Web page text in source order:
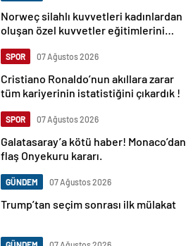
Norweç silahlı kuvvetleri kadınlardan
oluşan özel kuvvetler eğitimlerini
SPOR 07 Ağustos 2026
Cristiano Ronaldo’nun akıllara zarar
tüm kariyerinin istatistiğini çıkardık !
SPOR 07 Ağustos 2026
Galatasaray’a kötü haber! Monaco’dan
flaş Onyekuru kararı.
GÜNDEM 07 Ağustos 2026
Trump’tan seçim sonrası ilk mülakat